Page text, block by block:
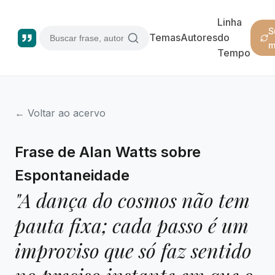
TemasAutores
Linha
do
Tempo
← Voltar ao acervo
Frase de Alan Watts sobre
Espontaneidade
"A dança do cosmos não tem
pauta fixa; cada passo é um
improviso que só faz sentido